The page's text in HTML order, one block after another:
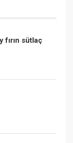
fırın sütlaç